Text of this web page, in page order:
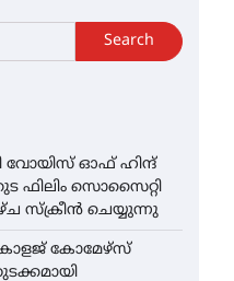
Search
വോയിസ് ഓഫ് ഹിന്ദ്
ഫിലിം സൊസൈറ്റി
സ്‌ക്രീൻ ചെയ്യുന്നു
കോമേഴ്‌സ്